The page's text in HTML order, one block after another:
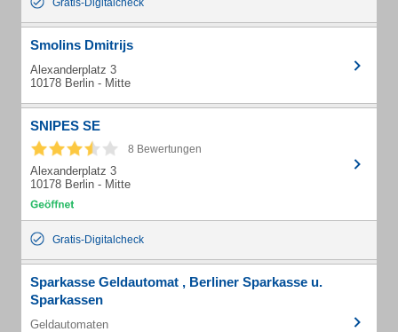
Gratis-Digitalcheck
Smolins Dmitrijs
Alexanderplatz 3
10178 Berlin - Mitte
SNIPES SE
8 Bewertungen
Alexanderplatz 3
10178 Berlin - Mitte
Gratis-Digitalcheck
Sparkasse Geldautomat , Berliner Sparkasse u.
Sparkassen
Geldautomaten